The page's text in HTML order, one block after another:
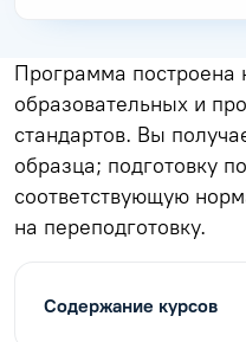
Программа построена
образовательных и
стандартов. Вы
образца; подготовку
соответствующую
на переподготовку.
Содержание курсов